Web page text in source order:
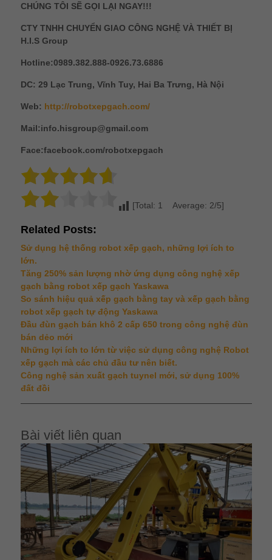
CHÚNG TÔI SẼ GỌI LẠI NGAY!!!
CTY TNHH CHUYỂN GIAO CÔNG NGHỆ VÀ THIẾT BỊ
H.I.S Group
Hotline:0989.382.888-0926.73.6886
DC: 29 Lạc Trung, Vĩnh Tuy, Hai Ba Trưng, Hà Nội
Web: http://robotxepgach.com/
Mail:info.hisgroup@gmail.com
Face:facebook.com/robotxepgach
[Total: 1 Average: 2/5]
Related Posts:
Sử dụng hệ thống robot xếp gạch, những lợi ích to
lớn.
Tăng 250% sản lượng nhờ ứng dụng công nghệ xếp
gạch bằng robot xếp gạch Yaskawa
So sánh hiệu quả xếp gạch bằng tay và xếp gạch bằng
robot xếp gạch tự động Yaskawa
Đầu đùn gạch bán khô 2 cấp 650 trong công nghệ đùn
bán dẻo mới
Những lợi ích to lớn từ việc sử dụng công nghệ Robot
xếp gạch mà các chủ đầu tư nên biết.
Công nghệ sản xuất gạch tuynel mới, sử dụng 100%
đất đồi
Bài viết liên quan